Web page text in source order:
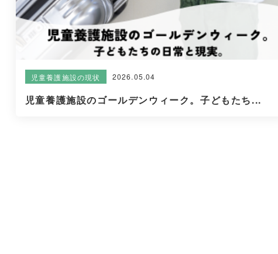
児童養護施設の現状 2026.05.04
児童養護施設のゴールデンウィーク。子どもたち...